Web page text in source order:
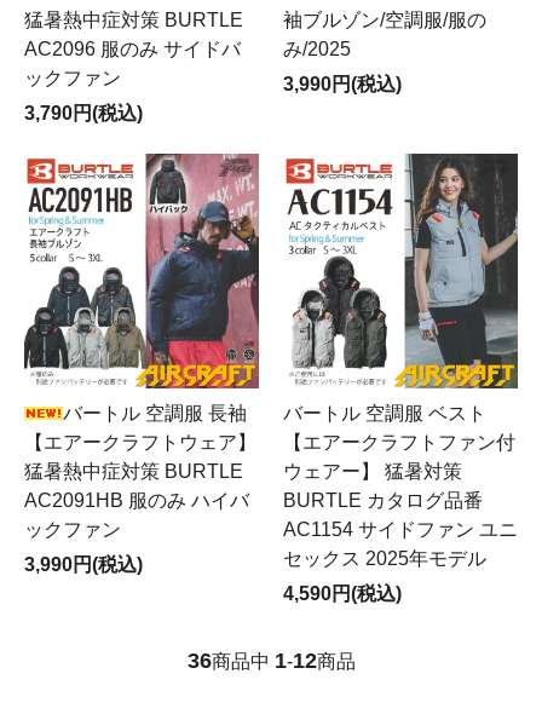
猛暑熱中症対策 BURTLE
AC2096 服のみ サイドバ
ックファン
3,790円(税込)
袖ブルゾン/空調服/服の
み/2025
3,990円(税込)
バートル 空調服 長袖
【エアークラフトウェア】
猛暑熱中症対策 BURTLE
AC2091HB 服のみ ハイバ
ックファン
3,990円(税込)
バートル 空調服 ベスト
【エアークラフトファン付
ウェアー】 猛暑対策
BURTLE カタログ品番
AC1154 サイドファン ユニ
セックス 2025年モデル
4,590円(税込)
36商品中 1-12商品